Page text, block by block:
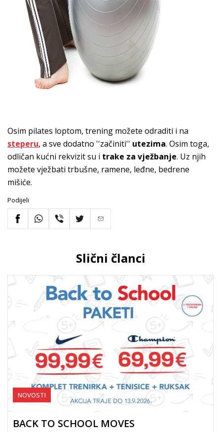
Osim pilates loptom, trening možete odraditi i na
steperu, a sve dodatno ''začiniti'' utezima. Osim toga,
odličan kućni rekvizit su i trake za vježbanje. Uz njih
možete vježbati trbušne, ramene, leđne, bedrene
mišiće.
Podijeli
Slični članci
NOVOSTI
BACK TO SCHOOL MOVES